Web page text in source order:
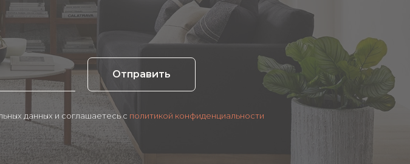
Отправить
данных и соглашаетесь c политикой конфиденциальности